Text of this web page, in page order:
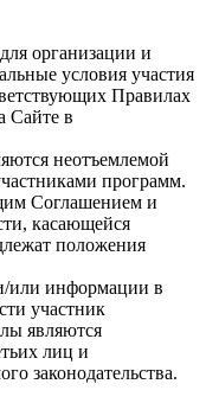
организации и
условия участия
Правилах
Сайте в
неотъемлемой
программ.
Соглашением и
касающейся
положения
или информации в
участник
являются
лиц и
законодательства.